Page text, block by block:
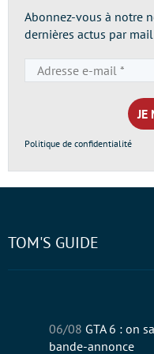
Abonnez-vous à notre
dernières actus par
Politique de confidentialité
TOM'S GUIDE
06/08 GTA 6 : on
bande-annonce